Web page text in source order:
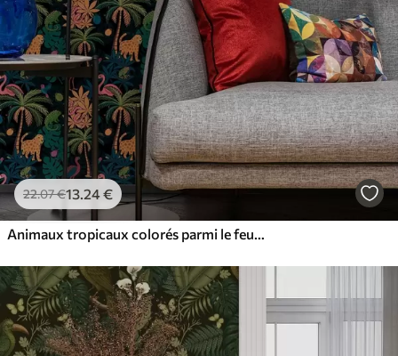
22.07€13.24€
Animaux tropicaux colorés parmi le feuillage sur fond sombre